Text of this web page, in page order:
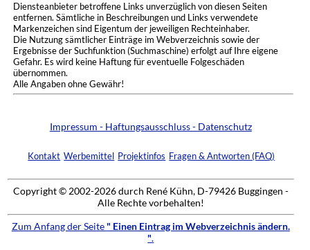
Diensteanbieter betroffene Links unverzüglich von diesen Seiten
entfernen. Sämtliche in Beschreibungen und Links verwendete
Markenzeichen sind Eigentum der jeweiligen Rechteinhaber.
Die Nutzung sämtlicher Einträge im Webverzeichnis sowie der
Ergebnisse der Suchfunktion (Suchmaschine) erfolgt auf Ihre eigene
Gefahr. Es wird keine Haftung für eventuelle Folgeschäden
übernommen.
Alle Angaben ohne Gewähr!
Impressum - Haftungsausschluss - Datenschutz
Kontakt Werbemittel Projektinfos Fragen & Antworten (FAQ)
Copyright © 2002-2026 durch René Kühn, D-79426 Buggingen -
Alle Rechte vorbehalten!
Zum Anfang der Seite " Einen Eintrag im Webverzeichnis ändern.
".